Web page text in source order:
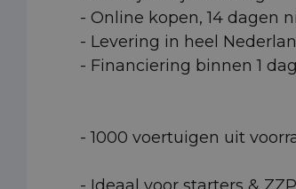
- Online kopen, 14 dagen
- Levering in heel
- Financiering binnen 1 dag
- 1000 voertuigen uit